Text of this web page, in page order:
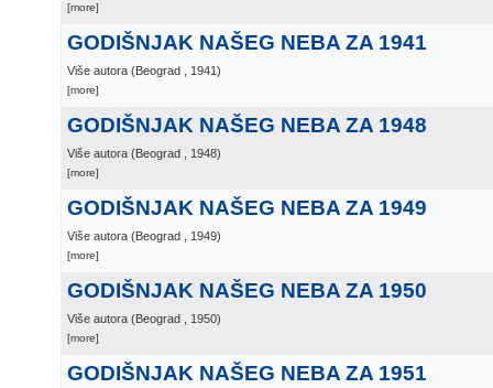
[more]
GODIŠNJAK NAŠEG NEBA ZA 1941
Više autora (Beograd , 1941)
[more]
GODIŠNJAK NAŠEG NEBA ZA 1948
Više autora (Beograd , 1948)
[more]
GODIŠNJAK NAŠEG NEBA ZA 1949
Više autora (Beograd , 1949)
[more]
GODIŠNJAK NAŠEG NEBA ZA 1950
Više autora (Beograd , 1950)
[more]
GODIŠNJAK NAŠEG NEBA ZA 1951